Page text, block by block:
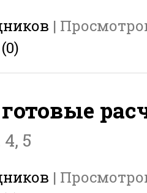
|
5
|